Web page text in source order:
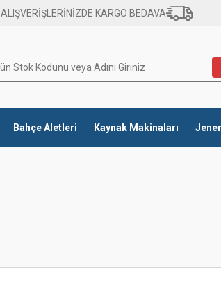
ALIŞVERİŞLERİNİZDE KARGO BEDAVA
Bahçe Aletleri Kaynak Makinaları